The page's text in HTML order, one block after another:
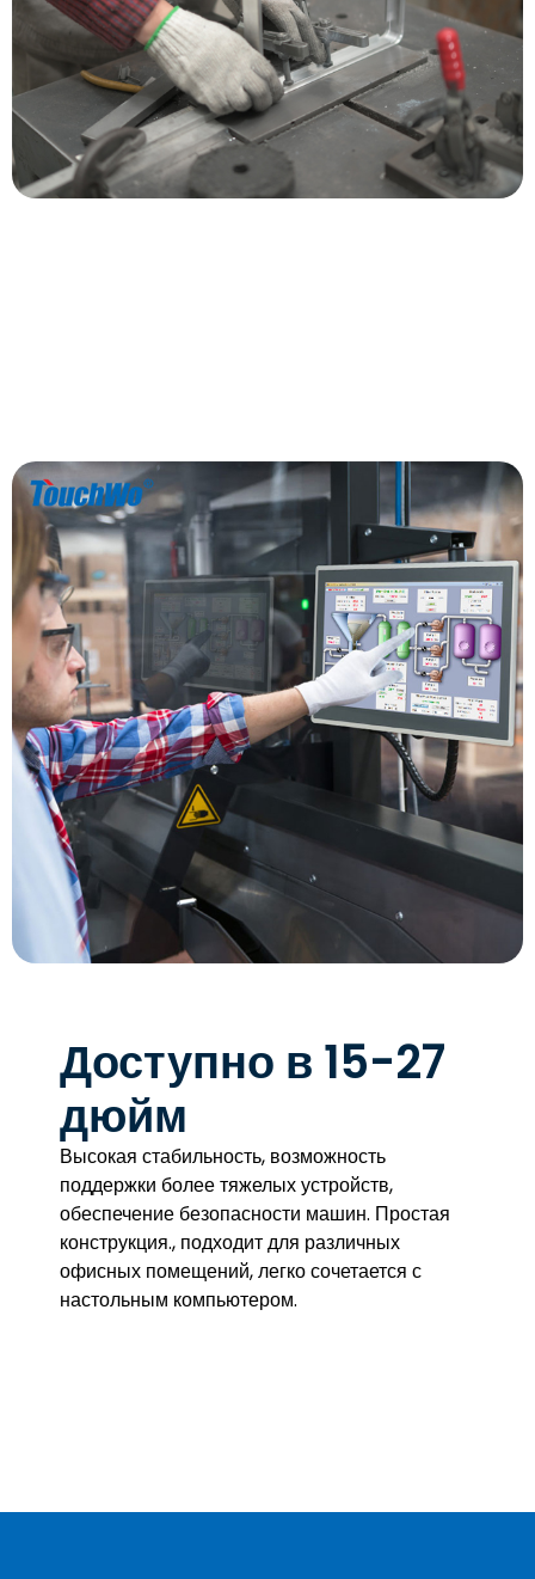
Доступно в 15-27
дюйм
Высокая стабильность, возможность
поддержки более тяжелых устройств,
обеспечение безопасности машин. Простая
конструкция., подходит для различных
офисных помещений, легко сочетается с
настольным компьютером.